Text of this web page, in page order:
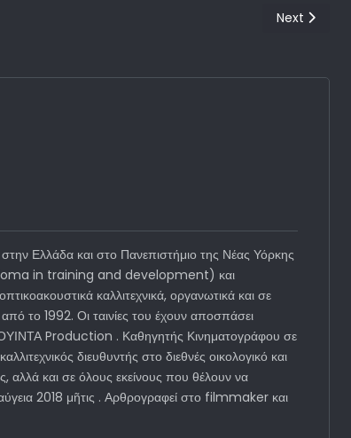
Next
Next
Ελλάδα και στο Πανεπιστήμιο της Νέας Υόρκης
in training and development) και
καλλιτεχνικά, οργανωτικά και σε
το 1992. Οι ταινίες του έχουν αποσπάσει
ΚΟΥΙΝΤΑ Production . Καθηγητής Κινηματογράφου σε
διευθυντής στο διεθνές οικολογικό και
αλλά και σε όλους εκείνους που θέλουν να
2018 μῆτις . Αρθρογραφεί στο filmmaker και